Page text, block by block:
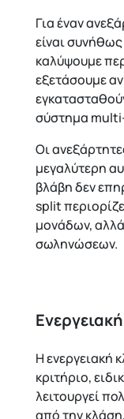
Για έναν
είναι
καλύψουμε
εξετάσουμε
σύστημα
Οι
μεγαλύτερη
βλάβη δεν
split
μονάδων,
σωληνώσεων.
Η ενεργειακή
κριτήριο,
λειτουργεί
από την